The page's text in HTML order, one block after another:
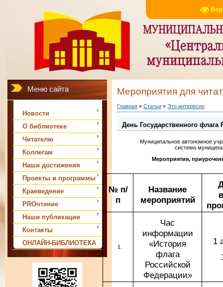
Меню сайта
Новости
О библиотеке
Читателю
Коллегам
Наши достижения
Проекты и программы
Краеведение
PROчтение
Наши публикации
Контакты
ОНЛАЙН-БИБЛИОТЕКА
Мероприятия для
Главная » Статьи » Это интересно
День Государственного флага
Муниципальное автономное
система
Мероприятия,
№ п/
п
Название
мероприятий
Час
информации
«История
флага
Российской
Федерации»
1